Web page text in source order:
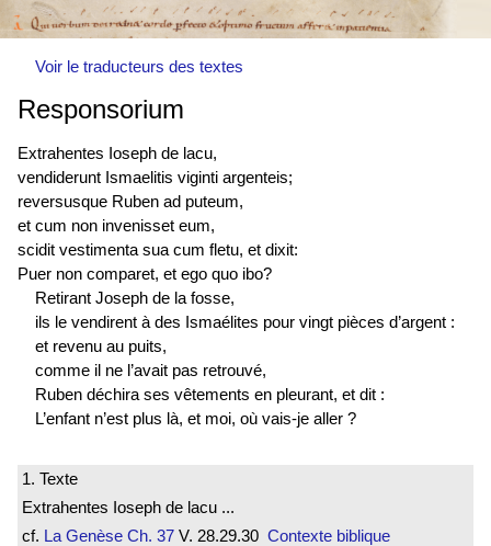
Voir le traducteurs des textes
Responsorium
Extrahentes Ioseph de lacu,
vendiderunt Ismaelitis viginti argenteis;
reversusque Ruben ad puteum,
et cum non invenisset eum,
scidit vestimenta sua cum fletu, et dixit:
Puer non comparet, et ego quo ibo?
Retirant Joseph de la fosse,
ils le vendirent à des Ismaélites pour vingt pièces d’argent :
et revenu au puits,
comme il ne l’avait pas retrouvé,
Ruben déchira ses vêtements en pleurant, et dit :
L’enfant n’est plus là, et moi, où vais-je aller ?
1. Texte
Extrahentes Ioseph de lacu ...
cf. La Genèse Ch. 37 V. 28.29.30 Contexte biblique